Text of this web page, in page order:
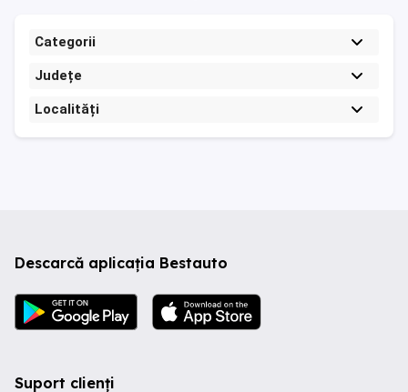
Categorii
Județe
Localități
Descarcă aplicația Bestauto
Suport clienți